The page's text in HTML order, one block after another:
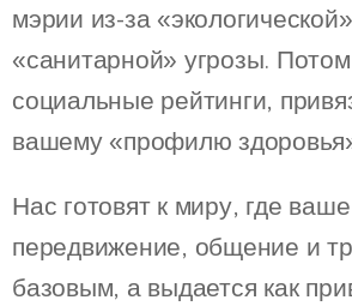
мэрии из-за
«санитарной» угрозы.
социальные рейтинги,
вашему «профилю
Нас готовят к миру, где
передвижение, общение и
базовым, а выдается как